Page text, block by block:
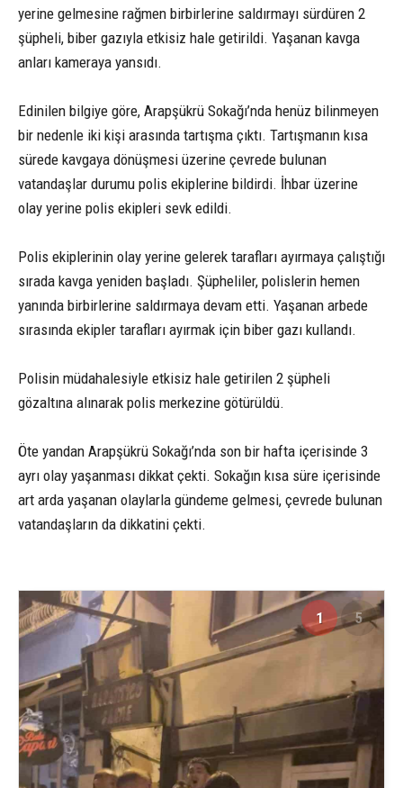
yerine gelmesine rağmen birbirlerine saldırmayı sürdüren 2
şüpheli, biber gazıyla etkisiz hale getirildi. Yaşanan kavga
anları kameraya yansıdı.
Edinilen bilgiye göre, Arapşükrü Sokağı’nda henüz bilinmeyen
bir nedenle iki kişi arasında tartışma çıktı. Tartışmanın kısa
sürede kavgaya dönüşmesi üzerine çevrede bulunan
vatandaşlar durumu polis ekiplerine bildirdi. İhbar üzerine
olay yerine polis ekipleri sevk edildi.
Polis ekiplerinin olay yerine gelerek tarafları ayırmaya çalıştığı
sırada kavga yeniden başladı. Şüpheliler, polislerin hemen
yanında birbirlerine saldırmaya devam etti. Yaşanan arbede
sırasında ekipler tarafları ayırmak için biber gazı kullandı.
Polisin müdahalesiyle etkisiz hale getirilen 2 şüpheli
gözaltına alınarak polis merkezine götürüldü.
Öte yandan Arapşükrü Sokağı’nda son bir hafta içerisinde 3
ayrı olay yaşanması dikkat çekti. Sokağın kısa süre içerisinde
art arda yaşanan olaylarla gündeme gelmesi, çevrede bulunan
vatandaşların da dikkatini çekti.
1 5